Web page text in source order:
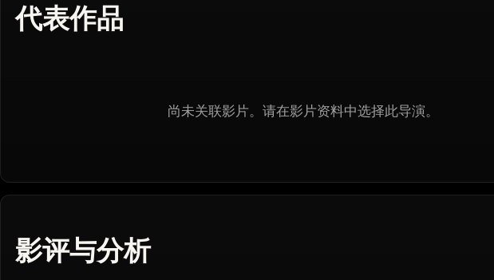
代表作品
尚未关联影片。请在影片资料中选择此导演。
影评与分析